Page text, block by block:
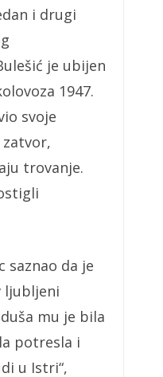
i drugi
je ubijen
1947.
svoje
trovanje.
saznao da je
ljubljeni
mu je bila
potresla i
u Istri“,